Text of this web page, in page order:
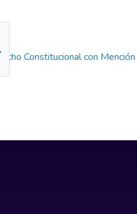
Constitucional con